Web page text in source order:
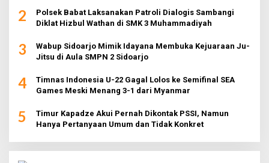
2
Polsek Babat Laksanakan Patroli Dialogis Sambangi
Diklat Hizbul Wathan di SMK 3 Muhammadiyah
3
Wabup Sidoarjo Mimik Idayana Membuka Kejuaraan Ju-
Jitsu di Aula SMPN 2 Sidoarjo
4
Timnas Indonesia U-22 Gagal Lolos ke Semifinal SEA
Games Meski Menang 3-1 dari Myanmar
5
Timur Kapadze Akui Pernah Dikontak PSSI, Namun
Hanya Pertanyaan Umum dan Tidak Konkret